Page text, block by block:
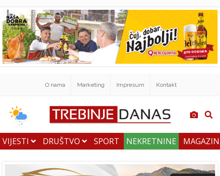
O nama Marketing Impresum Kontakt
VIJESTI DRUŠTVO SPORT NEKRETNINE